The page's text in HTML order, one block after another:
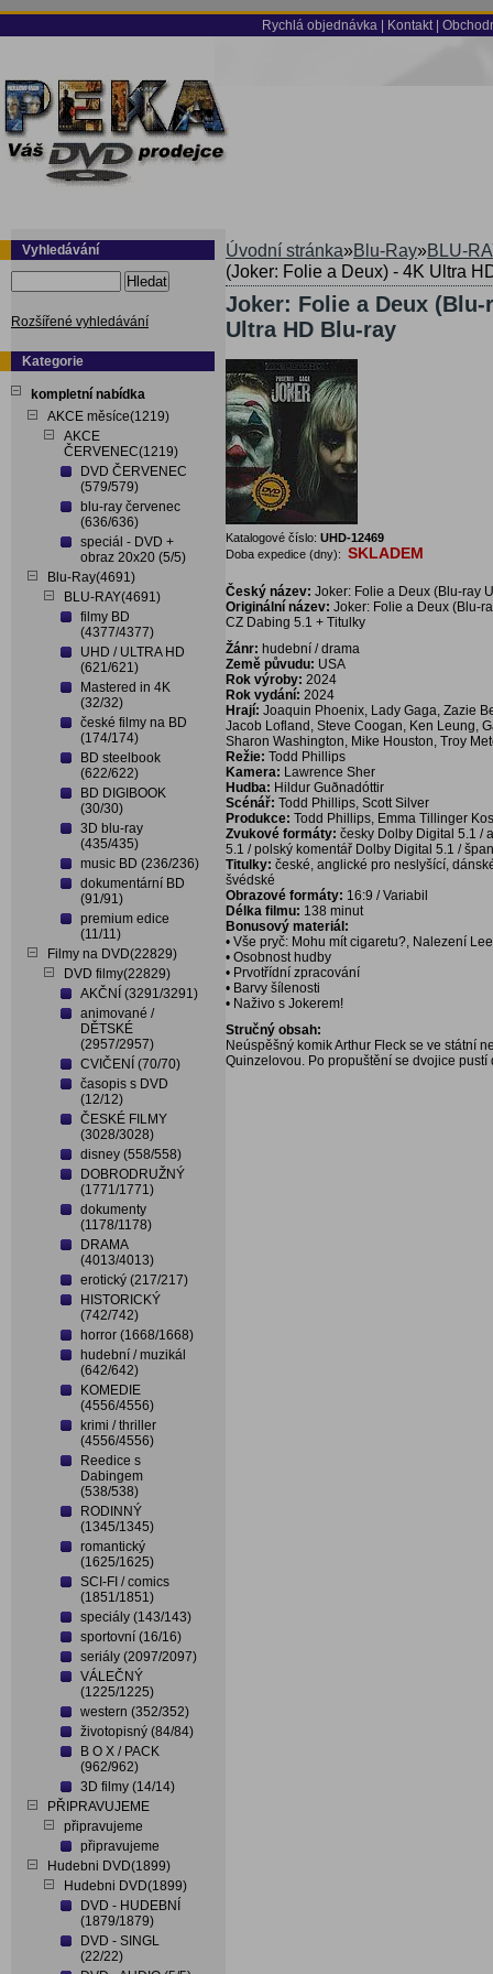
Rychlá objednávka Kontakt
Vyhledávání
Hledat
Rozšířené vyhledávání
Kategorie
kompletní nabídka
AKCE měsíce(1219)
AKCE
ČERVENEC(1219)
DVD ČERVENEC
(579/579)
blu-ray červenec
(636/636)
speciál - DVD +
obraz 20x20 (5/5)
Blu-Ray(4691)
BLU-RAY(4691)
filmy BD
(4377/4377)
UHD / ULTRA HD
(621/621)
Mastered in 4K
(32/32)
české filmy na BD
(174/174)
BD steelbook
(622/622)
BD DIGIBOOK
(30/30)
3D blu-ray
(435/435)
music BD (236/236)
dokumentární BD
(91/91)
premium edice
(11/11)
Filmy na DVD(22829)
DVD filmy(22829)
AKČNÍ (3291/3291)
animované /
DĚTSKÉ
(2957/2957)
CVIČENÍ (70/70)
časopis s DVD
(12/12)
ČESKÉ FILMY
(3028/3028)
disney (558/558)
DOBRODRUŽNÝ
(1771/1771)
dokumenty
(1178/1178)
DRAMA
(4013/4013)
erotický (217/217)
HISTORICKÝ
(742/742)
horror (1668/1668)
hudební / muzikál
(642/642)
KOMEDIE
(4556/4556)
krimi / thriller
(4556/4556)
Reedice s
Dabingem
(538/538)
RODINNÝ
(1345/1345)
romantický
(1625/1625)
SCI-FI / comics
(1851/1851)
speciály (143/143)
sportovní (16/16)
seriály (2097/2097)
VÁLEČNÝ
(1225/1225)
western (352/352)
životopisný (84/84)
B O X / PACK
(962/962)
3D filmy (14/14)
PŘIPRAVUJEME
připravujeme
připravujeme
Hudebni DVD(1899)
Hudebni DVD(1899)
DVD - HUDEBNÍ
(1879/1879)
DVD - SINGL
(22/22)
Úvodní stránka»Blu-Ray»BLU-
(Joker: Folie a Deux) - 4K Ultra
Joker: Folie a Deux (Blu-
Ultra HD Blu-ray
Katalogové číslo: UHD-12469
Doba expedice (dny): SKLADEM
Český název: Joker: Folie a Deux (Blu-ray
Originální název: Joker: Folie a Deux (Blu-
CZ Dabing 5.1 + Titulky
Žánr: hudební / drama
Země půvudu: USA
Rok výroby: 2024
Rok vydání: 2024
Hrají: Joaquin Phoenix, Lady Gaga, Zazie
Jacob Lofland, Steve Coogan, Ken Leung,
Sharon Washington, Mike Houston, Troy
Režie: Todd Phillips
Kamera: Lawrence Sher
Hudba: Hildur Guðnadóttir
Scénář: Todd Phillips, Scott Silver
Produkce: Todd Phillips, Emma Tillinger
Zvukové formáty: česky Dolby Digital 5.1 /
5.1 / polský komentář Dolby Digital 5.1 /
Titulky: české, anglické pro neslyšící,
švédské
Obrazové formáty: 16:9 / Variabil
Délka filmu: 138 minut
Bonusový materiál:
• Vše pryč: Mohu mít cigaretu?, Nalezení
• Osobnost hudby
• Prvotřídní zpracování
• Barvy šílenosti
• Naživo s Jokerem!
Stručný obsah:
Neúspěšný komik Arthur Fleck se ve státní
Quinzelovou. Po propuštění se dvojice